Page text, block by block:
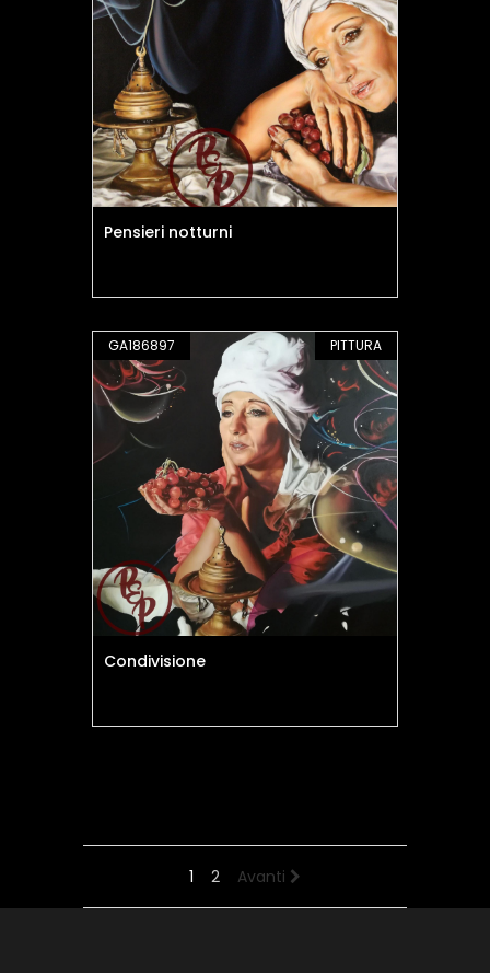
Pensieri notturni
GA186897 PITTURA
Condivisione
1 2 Avanti